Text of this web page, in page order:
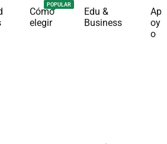
Cómo
elegir
POPULAR
Edu &
Business
Ap
oy
o